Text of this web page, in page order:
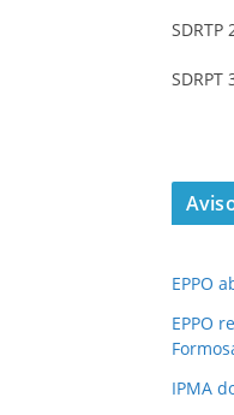
SDRTP
SDRPT
EPPO
EPPO
IPMA